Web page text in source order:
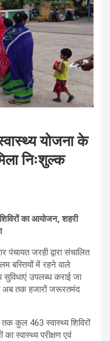
योजना के
निःशुल्क
का आयोजन, शहरी
जरही द्वारा संचालित
बस्तियों में रहने वाले
सुविधाएं उपलब्ध कराई जा
अब तक हजारों जरूरतमंद
463 स्वास्थ्य शिविरों
स्वास्थ्य परीक्षण एवं